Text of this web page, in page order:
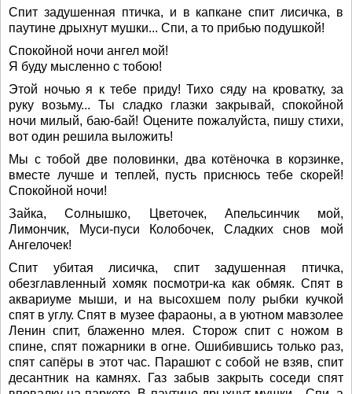
Спит задушенная птичка, и в капкане спит лисичка, в
паутине дрыхнут мушки... Спи, а то прибью подушкой!
Спокойной ночи ангел мой!
Я буду мысленно с тобою!
Этой ночью я к тебе приду! Тихо сяду на кроватку, за
руку возьму... Ты сладко глазки закрывай, спокойной
ночи милый, баю-бай! Оцените пожалуйста, пишу стихи,
вот один решила выложить!
Мы с тобой две половинки, два котёночка в корзинке,
вместе лучше и теплей, пусть приснюсь тебе скорей!
Спокойной ночи!
Зайка, Солнышко, Цветочек, Апельсинчик мой,
Лимончик, Муси-пуси Колобочек, Сладких снов мой
Ангелочек!
Спит убитая лисичка, спит задушенная птичка,
обезглавленный хомяк посмотри-ка как обмяк. Спят в
аквариуме мыши, и на высохшем полу рыбки кучкой
спят в углу. Спят в музее фараоны, а в уютном мавзолее
Ленин спит, блаженно млея. Сторож спит с ножом в
спине, спят пожарники в огне. Ошибившись только раз,
спят сапёры в этот час. Парашют с собой не взяв, спит
десантник на камнях. Газ забыв закрыть соседи спят